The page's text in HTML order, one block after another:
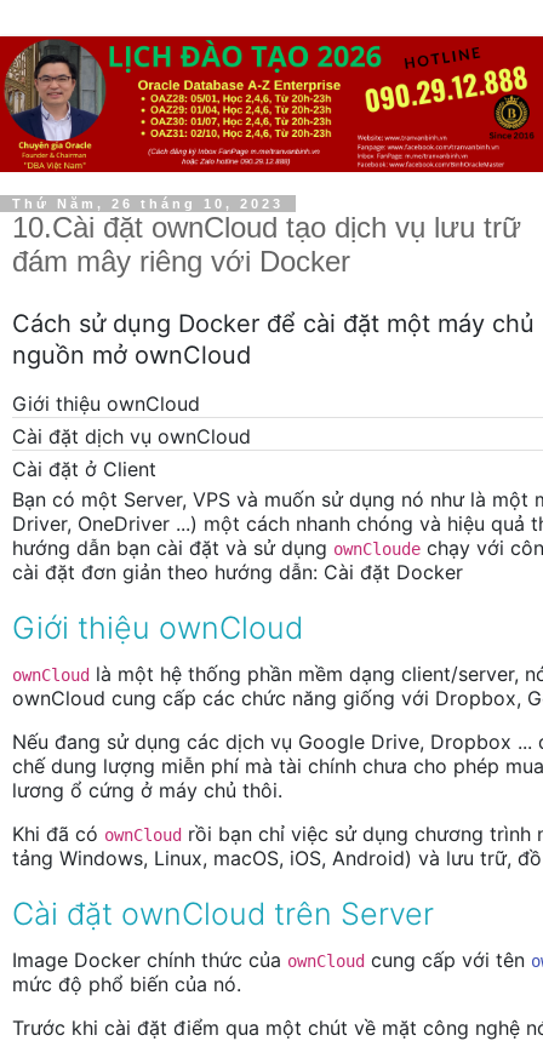
Thứ Năm, 26 tháng 10, 2023
10.Cài đặt ownCloud tạo dịch vụ lưu trữ
đám mây riêng với Docker
Cách sử dụng Docker để cài đặt một máy
nguồn mở ownCloud
Giới thiệu ownCloud
Cài đặt dịch vụ ownCloud
Cài đặt ở Client
Bạn có một Server, VPS và muốn sử dụng nó như là
Driver, OneDriver ...) một cách nhanh chóng và hiệu quả
hướng dẫn bạn cài đặt và sử dụng ownCloude chạy với
cài đặt đơn giản theo hướng dẫn: Cài đặt Docker
Giới thiệu ownCloud
ownCloud là một hệ thống phần mềm dạng client/server,
ownCloud cung cấp các chức năng giống với Dropbox,
Nếu đang sử dụng các dịch vụ Google Drive, Dropbox
chế dung lượng miễn phí mà tài chính chưa cho phép
lương ổ cứng ở máy chủ thôi.
Khi đã có ownCloud rồi bạn chỉ việc sử dụng chương
tảng Windows, Linux, macOS, iOS, Android) và lưu trữ,
Cài đặt ownCloud trên Server
Image Docker chính thức của ownCloud cung cấp với tên
mức độ phổ biến của nó.
Trước khi cài đặt điểm qua một chút về mặt công nghệ